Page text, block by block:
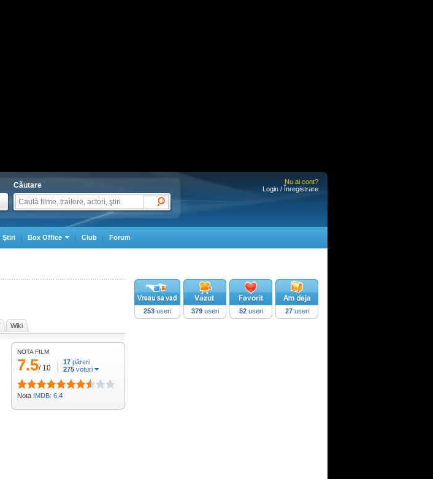
Căutare
Nu ai cont?
Login / Înregistrare
Ştiri Box Office Club Forum
Wiki
NOTA FILM
7.5/ 10
17 păreri
275 voturi
Nota IMDB: 6.4
253 useri 379useri 52useri 27useri